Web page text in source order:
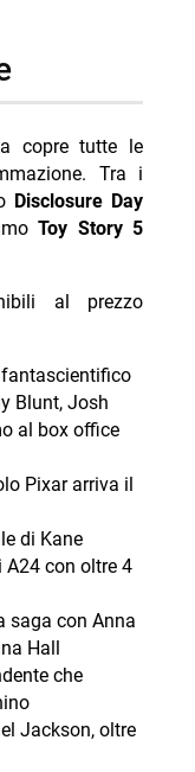
copre tutte le
Tra i
Disclosure Day
Toy Story 5
al prezzo
Blunt, Josh
al box office
Pixar arriva il
di Kane
A24 con oltre 4
saga con Anna
Hall
che
Jackson, oltre